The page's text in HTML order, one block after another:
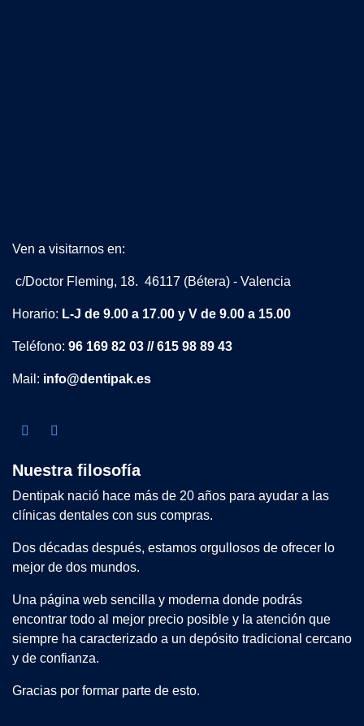
Ven a visitarnos en:
c/Doctor Fleming, 18. 46117 (Bétera) - Valencia
Horario: L-J de 9.00 a 17.00 y V de 9.00 a 15.00
Teléfono: 96 169 82 03 // 615 98 89 43
Mail: info@dentipak.es
Nuestra filosofía
Dentipak nació hace más de 20 años para ayudar a las
clínicas dentales con sus compras.
Dos décadas después, estamos orgullosos de ofrecer lo
mejor de dos mundos.
Una página web sencilla y moderna donde podrás
encontrar todo al mejor precio posible y la atención que
siempre ha caracterizado a un depósito tradicional cercano
y de confianza.
Gracias por formar parte de esto.